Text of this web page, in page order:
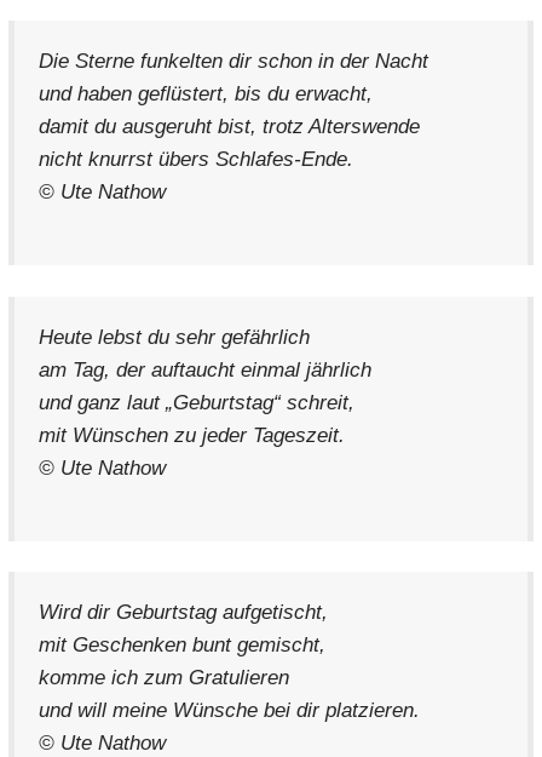
Die Sterne funkelten dir schon in der Nacht
und haben geflüstert, bis du erwacht,
damit du ausgeruht bist, trotz Alterswende
nicht knurrst übers Schlafes-Ende.
© Ute Nathow
Heute lebst du sehr gefährlich
am Tag, der auftaucht einmal jährlich
und ganz laut „Geburtstag“ schreit,
mit Wünschen zu jeder Tageszeit.
© Ute Nathow
Wird dir Geburtstag aufgetischt,
mit Geschenken bunt gemischt,
komme ich zum Gratulieren
und will meine Wünsche bei dir platzieren.
© Ute Nathow